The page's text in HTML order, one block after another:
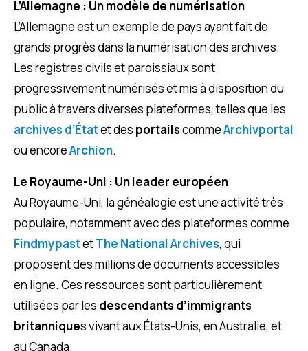
L’Allemagne : Un modèle de numérisation
L’Allemagne est un exemple de pays ayant fait de
grands progrès dans la numérisation des archives.
Les registres civils et paroissiaux sont
progressivement numérisés et mis à disposition du
public à travers diverses plateformes, telles que les
archives d’Étatet des portailscommeArchivportal
ou encoreArchion.
Le Royaume-Uni : Un leader européen
Au Royaume-Uni, la généalogie est une activité très
populaire, notamment avec des plateformes comme
FindmypastetThe National Archives, qui
proposent des millions de documents accessibles
en ligne. Ces ressources sont particulièrement
utilisées par les descendants d’immigrants
britanniques vivant aux États-Unis, en Australie, et
au Canada.